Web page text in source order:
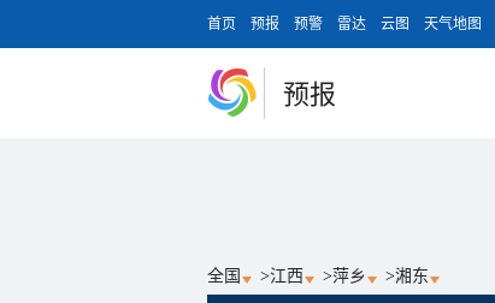
首页 预报 预警 雷达 云图 天气地图
预报
全国 >江西 >萍乡 >湘东